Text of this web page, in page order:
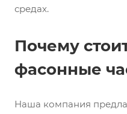
средах.
Почему
фасонные
Наша компания